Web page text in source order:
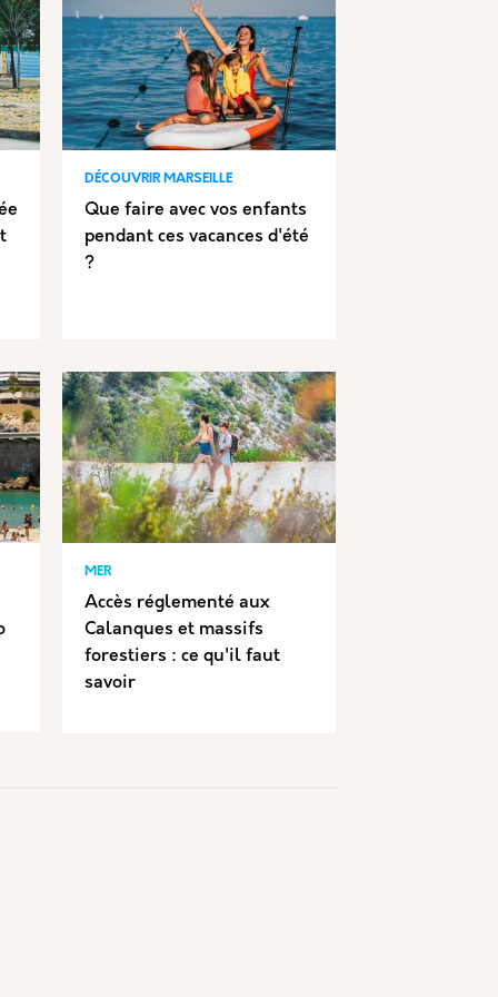
DÉCOUVRIR MARSEILLE
Que faire avec vos enfants
pendant ces vacances d'été
?
MER
Accès réglementé aux
Calanques et massifs
forestiers : ce qu'il faut
savoir